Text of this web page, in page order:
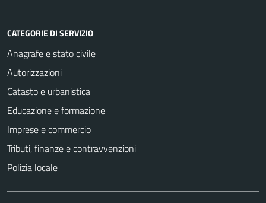
CATEGORIE DI SERVIZIO
Anagrafe e stato civile
Autorizzazioni
Catasto e urbanistica
Educazione e formazione
Imprese e commercio
Tributi, finanze e contravvenzioni
Polizia locale